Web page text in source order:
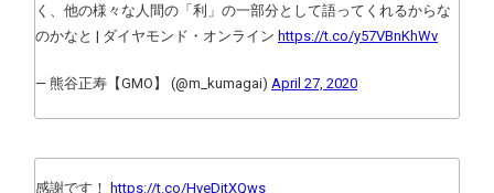
く、他の様々な人間の「利」の一部分として語ってくれるからな
のかなと | ダイヤモンド・オンライン https://t.co/y57VBnKhWv
— 熊谷正寿【GMO】 (@m_kumagai) April 27, 2020
感謝です！ https://t.co/HveDjtXQws